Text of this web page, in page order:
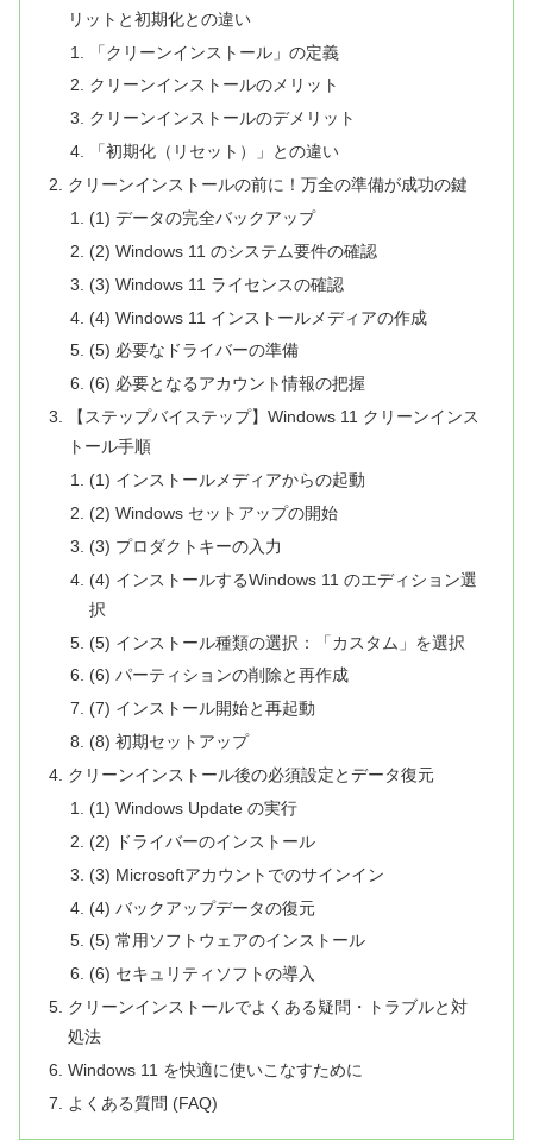
リットと初期化との違い
「クリーンインストール」の定義
クリーンインストールのメリット
クリーンインストールのデメリット
「初期化（リセット）」との違い
クリーンインストールの前に！万全の準備が成功の鍵
(1) データの完全バックアップ
(2) Windows 11 のシステム要件の確認
(3) Windows 11 ライセンスの確認
(4) Windows 11 インストールメディアの作成
(5) 必要なドライバーの準備
(6) 必要となるアカウント情報の把握
【ステップバイステップ】Windows 11 クリーンインス
トール手順
(1) インストールメディアからの起動
(2) Windows セットアップの開始
(3) プロダクトキーの入力
(4) インストールするWindows 11 のエディション選
択
(5) インストール種類の選択：「カスタム」を選択
(6) パーティションの削除と再作成
(7) インストール開始と再起動
(8) 初期セットアップ
クリーンインストール後の必須設定とデータ復元
(1) Windows Update の実行
(2) ドライバーのインストール
(3) Microsoftアカウントでのサインイン
(4) バックアップデータの復元
(5) 常用ソフトウェアのインストール
(6) セキュリティソフトの導入
クリーンインストールでよくある疑問・トラブルと対
処法
Windows 11 を快適に使いこなすために
よくある質問 (FAQ)